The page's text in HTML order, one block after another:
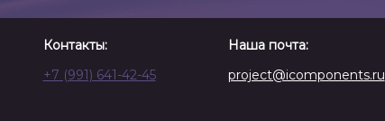
Контакты:
+7 (991) 641-42-45
Наша почта:
project@icomponents.ru